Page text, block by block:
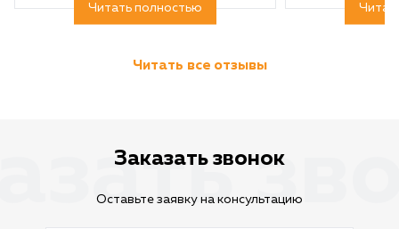
Читать полностью
Читать все отзывы
Заказать звонок
Оставьте заявку на консультацию